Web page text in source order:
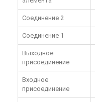
Соединение 2
Соединение 1
Выходное
присоединение
Входное
присоединение